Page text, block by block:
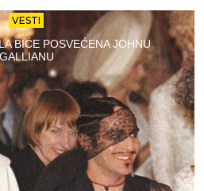
VESTI
BIĆE POSVEĆENA JOHNU